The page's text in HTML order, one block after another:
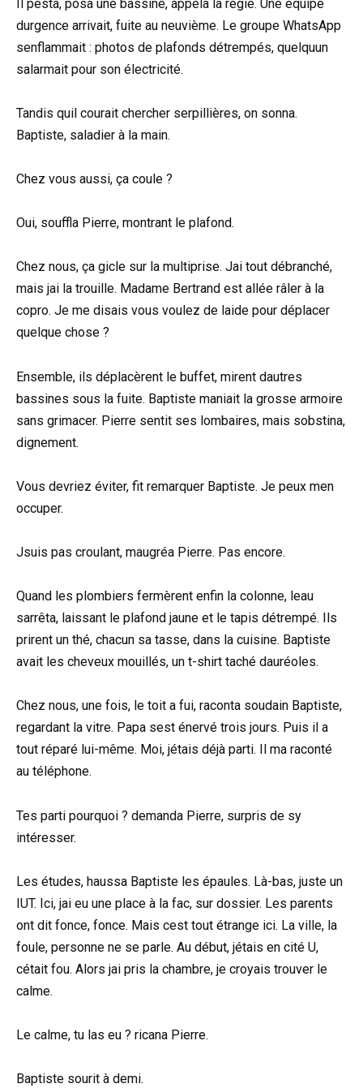
Il pesta, posa une bassine, appela la régie. Une équipe
durgence arrivait, fuite au neuvième. Le groupe WhatsApp
senflammait : photos de plafonds détrempés, quelquun
salarmait pour son électricité.
Tandis quil courait chercher serpillières, on sonna.
Baptiste, saladier à la main.
Chez vous aussi, ça coule ?
Oui, souffla Pierre, montrant le plafond.
Chez nous, ça gicle sur la multiprise. Jai tout débranché,
mais jai la trouille. Madame Bertrand est allée râler à la
copro. Je me disais vous voulez de laide pour déplacer
quelque chose ?
Ensemble, ils déplacèrent le buffet, mirent dautres
bassines sous la fuite. Baptiste maniait la grosse armoire
sans grimacer. Pierre sentit ses lombaires, mais sobstina,
dignement.
Vous devriez éviter, fit remarquer Baptiste. Je peux men
occuper.
Jsuis pas croulant, maugréa Pierre. Pas encore.
Quand les plombiers fermèrent enfin la colonne, leau
sarrêta, laissant le plafond jaune et le tapis détrempé. Ils
prirent un thé, chacun sa tasse, dans la cuisine. Baptiste
avait les cheveux mouillés, un t-shirt taché dauréoles.
Chez nous, une fois, le toit a fui, raconta soudain Baptiste,
regardant la vitre. Papa sest énervé trois jours. Puis il a
tout réparé lui-même. Moi, jétais déjà parti. Il ma raconté
au téléphone.
Tes parti pourquoi ? demanda Pierre, surpris de sy
intéresser.
Les études, haussa Baptiste les épaules. Là-bas, juste un
IUT. Ici, jai eu une place à la fac, sur dossier. Les parents
ont dit fonce, fonce. Mais cest tout étrange ici. La ville, la
foule, personne ne se parle. Au début, jétais en cité U,
cétait fou. Alors jai pris la chambre, je croyais trouver le
calme.
Le calme, tu las eu ? ricana Pierre.
Baptiste sourit à demi.